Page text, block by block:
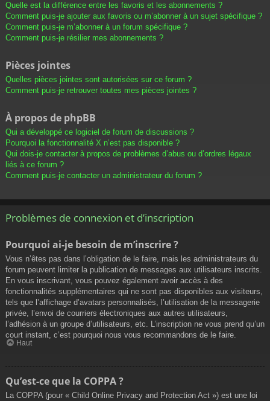
Quelle est la différence entre les favoris et les abonnements ?
Comment puis-je ajouter aux favoris ou m’abonner à un sujet spécifique ?
Comment puis-je m’abonner à un forum spécifique ?
Comment puis-je résilier mes abonnements ?
Pièces jointes
Quelles pièces jointes sont autorisées sur ce forum ?
Comment puis-je retrouver toutes mes pièces jointes ?
À propos de phpBB
Qui a développé ce logiciel de forum de discussions ?
Pourquoi la fonctionnalité X n’est pas disponible ?
Qui dois-je contacter à propos de problèmes d’abus ou d’ordres légaux
liés à ce forum ?
Comment puis-je contacter un administrateur du forum ?
Problèmes de connexion et d’inscription
Pourquoi ai-je besoin de m’inscrire ?
Vous n’êtes pas dans l’obligation de le faire, mais les administrateurs du
forum peuvent limiter la publication de messages aux utilisateurs inscrits.
En vous inscrivant, vous pouvez également avoir accès à des
fonctionnalités supplémentaires qui ne sont pas disponibles aux visiteurs,
tels que l’affichage d’avatars personnalisés, l’utilisation de la messagerie
privée, l’envoi de courriers électroniques aux autres utilisateurs,
l’adhésion à un groupe d’utilisateurs, etc. L’inscription ne vous prend qu’un
court instant, c’est pourquoi nous vous recommandons de le faire.
Haut
Qu’est-ce que la COPPA ?
La COPPA (pour « Child Online Privacy and Protection Act ») est une loi